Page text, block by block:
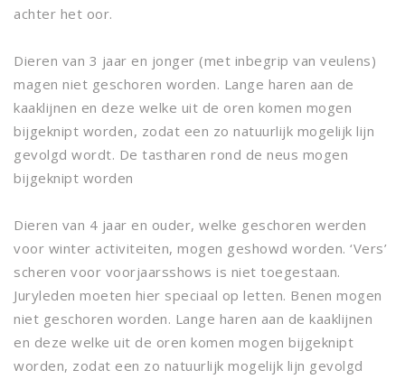
achter het oor.
Dieren van 3 jaar en jonger (met inbegrip van veulens)
magen niet geschoren worden. Lange haren aan de
kaaklijnen en deze welke uit de oren komen mogen
bijgeknipt worden, zodat een zo natuurlijk mogelijk lijn
gevolgd wordt. De tastharen rond de neus mogen
bijgeknipt worden
Dieren van 4 jaar en ouder, welke geschoren werden
voor winter activiteiten, mogen geshowd worden. ‘Vers’
scheren voor voorjaarsshows is niet toegestaan.
Juryleden moeten hier speciaal op letten. Benen mogen
niet geschoren worden. Lange haren aan de kaaklijnen
en deze welke uit de oren komen mogen bijgeknipt
worden, zodat een zo natuurlijk mogelijk lijn gevolgd